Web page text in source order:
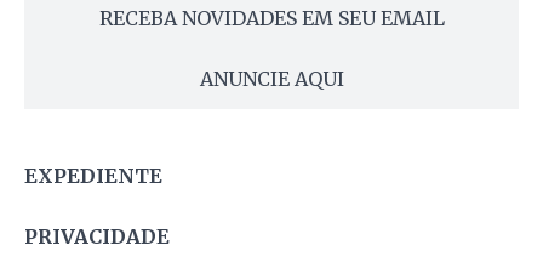
RECEBA NOVIDADES EM SEU EMAIL
ANUNCIE AQUI
EXPEDIENTE
PRIVACIDADE